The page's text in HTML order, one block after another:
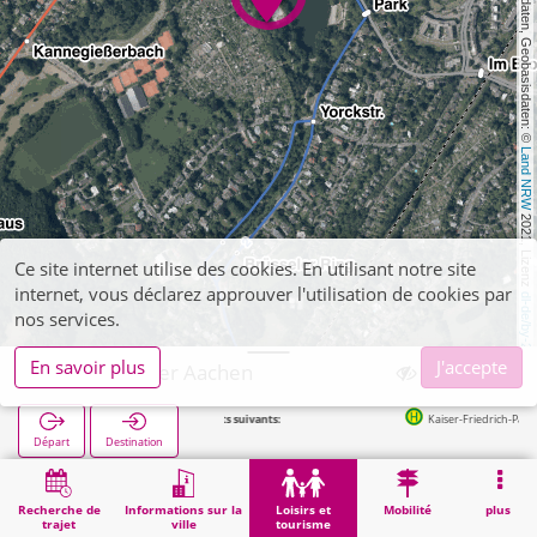
, Kartendaten, Geobasisdaten: ©
Land NRW
2021, Lizenz
dl-de/by-2-0
Recherche de
trajet
Informations sur la
ville
Loisirs et
tourisme
Mobilité plus
Hangeweiher Aachen
Départ Destination
Arrêts suivants: Kaiser-Friedrich-Park in 252m
Démarrage Loisirs et tourisme Loisirs de proximité Hangeweiher Aachen
Ce site internet utilise des cookies. En utilisant notre site
internet, vous déclarez approuver l'utilisation de cookies par
nos services.
En savoir plus
J'accepte